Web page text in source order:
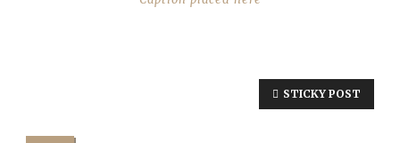
STICKY POST